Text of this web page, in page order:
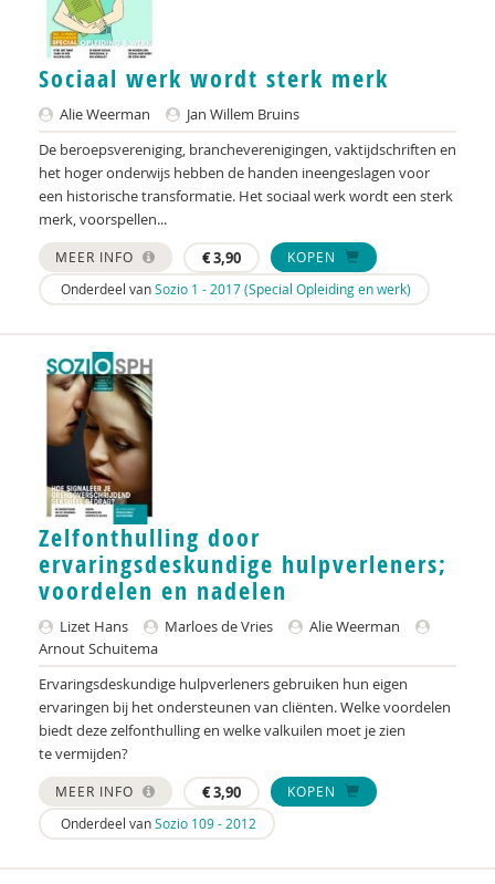
S.M. Babovic
Jenthe Baeyens
Patricia Bakker
Ria Balm
Eva-Maria den Balvert
Fiet van Beek
Ton Beekman
Marloes Beijer
Ferdi Bekken en Gerda de Groot
Inge Belderbos-Jansen
Deirdre Beneken genaamd Kolmer
Bertus Benning
Joop Berding
Frank van den Berg
Karijn van den Berg
Gerda van den Berg-van Haaften
Marianne Berger
Lonneke Bierhoff
Gert Biesta
Jan Bijlsma
Sociaal werk wordt sterk merk
Alie Weerman
Jan Willem Bruins
De beroepsvereniging, brancheverenigingen, vaktijdschriften en
het hoger onderwijs hebben de handen ineengeslagen voor
een historische transformatie. Het sociaal werk wordt een sterk
merk, voorspellen...
MEER INFO €3,90
KOPEN
Onderdeel vanSozio 1 - 2017 (Special Opleiding en werk)
Zelfonthulling door
ervaringsdeskundige hulpverleners;
voordelen en nadelen
Lizet Hans Marloes de Vries
Alie Weerman
Arnout Schuitema
Ervaringsdeskundige hulpverleners gebruiken hun eigen
ervaringen bij het ondersteunen van cliënten. Welke voordelen
biedt deze zelfonthulling en welke valkuilen moet je zien
te vermijden?
MEER INFO €3,90
KOPEN
Onderdeel vanSozio 109 - 2012